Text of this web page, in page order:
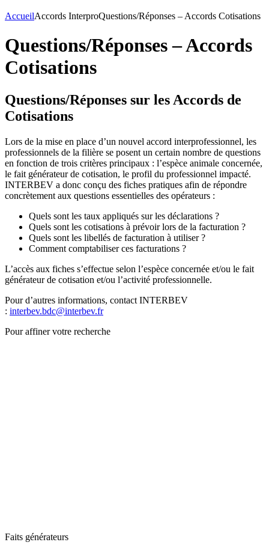
AccueilAccords InterproQuestions/Réponses – Accords Cotisations
Questions/Réponses – Accords
Cotisations
Questions/Réponses sur les Accords de
Cotisations
Lors de la mise en place d’un nouvel accord interprofessionnel, les
professionnels de la filière se posent un certain nombre de questions
en fonction de trois critères principaux : l’espèce animale concernée,
le fait générateur de cotisation, le profil du professionnel impacté.
INTERBEV a donc conçu des fiches pratiques afin de répondre
concrètement aux questions essentielles des opérateurs :
Quels sont les taux appliqués sur les déclarations ?
Quels sont les cotisations à prévoir lors de la facturation ?
Quels sont les libellés de facturation à utiliser ?
Comment comptabiliser ces facturations ?
L’accès aux fiches s’effectue selon l’espèce concernée et/ou le fait
générateur de cotisation et/ou l’activité professionnelle.
Pour d’autres informations, contact INTERBEV
: interbev.bdc@interbev.fr
Pour affiner votre recherche
Faits générateurs